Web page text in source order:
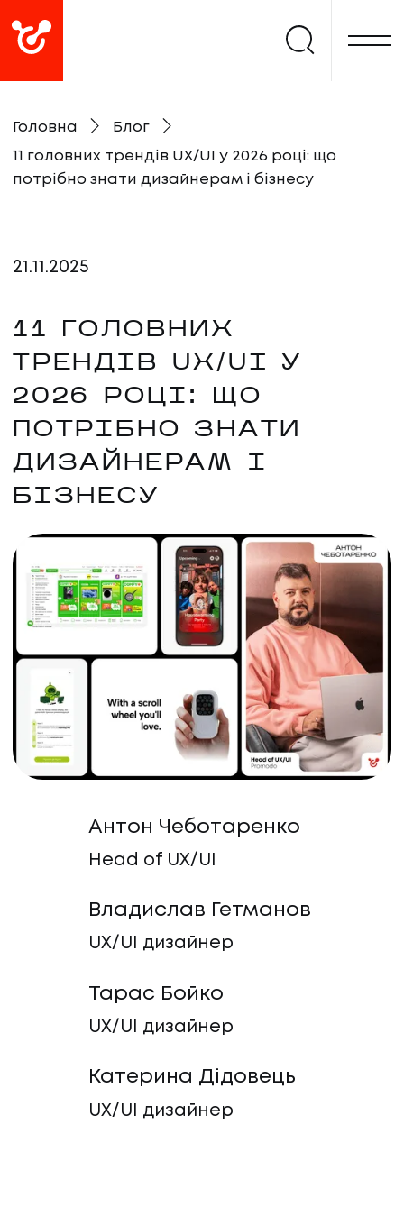
Головна Блог
11 головних трендів UX/UI у 2026 році: що
потрібно знати дизайнерам і бізнесу
21 .11 .2025
11 ГОЛОВНИХ
ТРЕНДІВ UX/UI У
2026 РОЦІ: ЩО
ПОТРІБНО ЗНАТИ
ДИЗАЙНЕРАМ І
БІЗНЕСУ
Антон Чеботаренко
Head of UX/UI
Владислав Гетманов
UX/UI дизайнер
Тарас Бойко
UX/UI дизайнер
Катерина Дідовець
UX/UI дизайнер